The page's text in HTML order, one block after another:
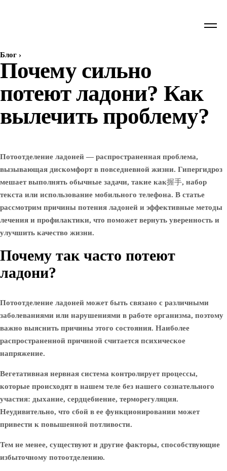
Блог ›
Почему сильно
потеют ладони? Как
вылечить проблему?
Потоотделение ладоней — распространенная проблема,
вызывающая дискомфорт в повседневной жизни. Гипергидроз
мешает выполнять обычные задачи, такие как握手, набор
текста или использование мобильного телефона. В статье
рассмотрим причины потения ладоней и эффективные методы
лечения и профилактики, что поможет вернуть уверенность и
улучшить качество жизни.
Почему так часто потеют
ладони?
Потоотделение ладоней может быть связано с различными
заболеваниями или нарушениями в работе организма, поэтому
важно выяснить причины этого состояния. Наиболее
распространенной причиной считается психическое
напряжение.
Вегетативная нервная система контролирует процессы,
которые происходят в нашем теле без нашего сознательного
участия: дыхание, сердцебиение, терморегуляция.
Неудивительно, что сбой в ее функционировании может
привести к повышенной потливости.
Тем не менее, существуют и другие факторы, способствующие
избыточному потоотделению.